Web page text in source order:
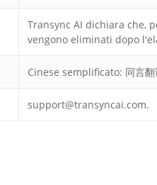
Transync AI dichiara che,
vengono eliminati dopo
Cinese semplificato: 同言翻
support@transyncai.com.